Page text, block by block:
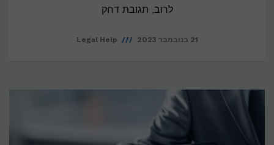
לרוב, תגובת דחק
21 בנובמבר 2023 Legal Help